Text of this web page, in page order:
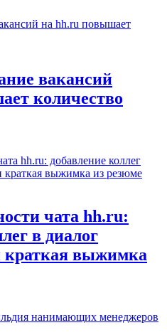
вакансий
количество
чата hh.ru:
в диалог
краткая выжимка